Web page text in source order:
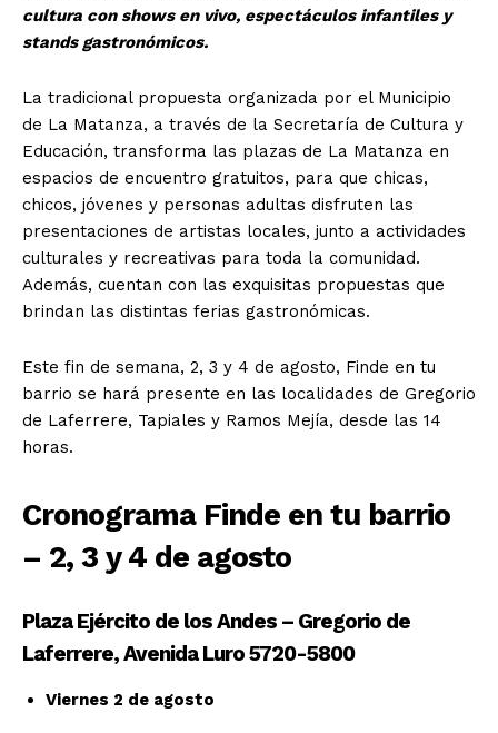
cultura con shows en vivo, espectáculos infantiles y
stands gastronómicos.
La tradicional propuesta organizada por el Municipio
de La Matanza, a través de la Secretaría de Cultura y
Educación, transforma las plazas de La Matanza en
espacios de encuentro gratuitos, para que chicas,
chicos, jóvenes y personas adultas disfruten las
presentaciones de artistas locales, junto a actividades
culturales y recreativas para toda la comunidad.
Además, cuentan con las exquisitas propuestas que
brindan las distintas ferias gastronómicas.
Este fin de semana, 2, 3 y 4 de agosto, Finde en tu
barrio se hará presente en las localidades de Gregorio
de Laferrere, Tapiales y Ramos Mejía, desde las 14
horas.
Cronograma Finde en tu barrio
– 2, 3 y 4 de agosto
Plaza Ejército de los Andes – Gregorio de
Laferrere, Avenida Luro 5720-5800
Viernes 2 de agosto